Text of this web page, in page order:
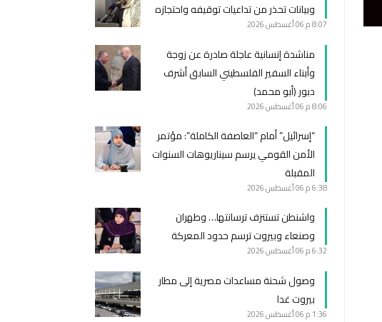
وبيانات تحذر من تداعيات توقيفه واحتجازه
8:07 م 06 أغسطس 2026
مناشدة إنسانية عاجلة صادرة عن زوجة
وأبناء السفير الفلسطيني السابق أشرف
دبور (أبو محمد)
8:06 م 06 أغسطس 2026
“إسرائيل” أمام “العاصفة الكاملة”: مؤتمر
الأمن القومي يرسم سيناريوهات السنوات
المقبلة
6:38 م 06 أغسطس 2026
واشنطن تستنزف ترسانتها… وطهران
وصنعاء وبيروت ترسم حدود المعركة
6:32 م 06 أغسطس 2026
وصول شحنة مساعدات مصرية إلى مطار
بيروت غدا
1:36 م 06 أغسطس 2026